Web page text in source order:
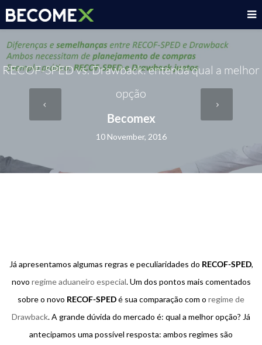
RECOF-SPED vs. Drawback: entenda qual a melhor
opção
Becomex
10 November, 2016
Já apresentamos algumas regras e peculiaridades do RECOF-SPED,
novo regime aduaneiro especial. Um dos pontos mais comentados
sobre o novo RECOF-SPEDé sua comparação com o regime de
Drawback. A grande dúvida do mercado é: qual a melhor opção? Já
antecipamos uma possível resposta: ambos regimes são